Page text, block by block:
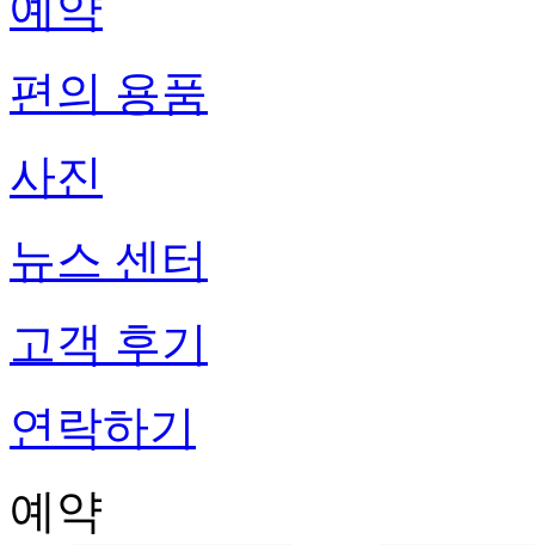
편의 용품
사진
뉴스 센터
고객 후기
연락하기
예약